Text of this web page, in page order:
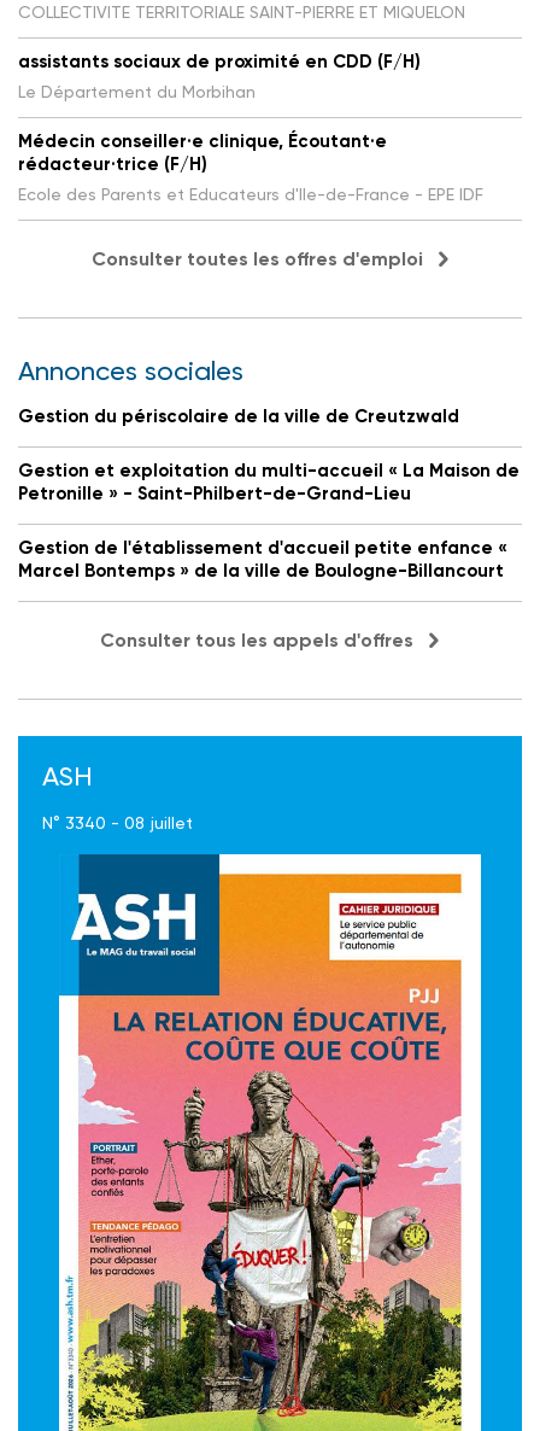
COLLECTIVITE TERRITORIALE SAINT-PIERRE ET MIQUELON
assistants sociaux de proximité en CDD (F/H)
Le Département du Morbihan
Médecin conseiller·e clinique, Écoutant·e
rédacteur·trice (F/H)
Ecole des Parents et Educateurs d'Ile-de-France - EPE IDF
Consulter toutes les offres d'emploi
Annonces sociales
Gestion du périscolaire de la ville de Creutzwald
Gestion et exploitation du multi-accueil « La Maison de
Petronille » - Saint-Philbert-de-Grand-Lieu
Gestion de l'établissement d'accueil petite enfance «
Marcel Bontemps » de la ville de Boulogne-Billancourt
Consulter tous les appels d'offres
ASH
N° 3340 - 08 juillet